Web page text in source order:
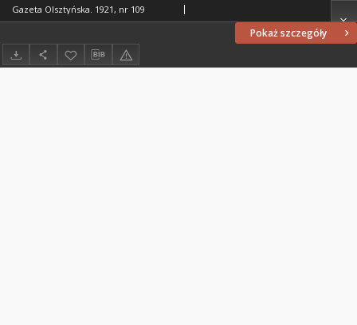
Pokaż szczegóły
Gazeta Olsztyńska. 1921, nr 109